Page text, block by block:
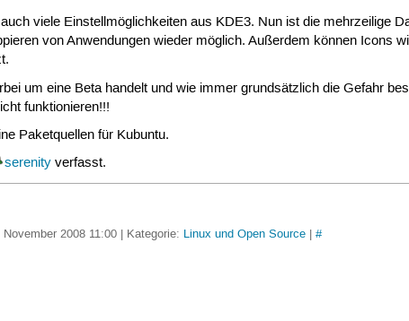
viele Einstellmöglichkeiten aus KDE3. Nun ist die mehrzeilige
von Anwendungen wieder möglich. Außerdem können Icons
um eine Beta handelt und wie immer grundsätzlich die Gefahr
funktionieren!!!
Paketquellen für Kubuntu.
serenity verfasst.
2008 11:00 | Kategorie: Linux und Open Source |#